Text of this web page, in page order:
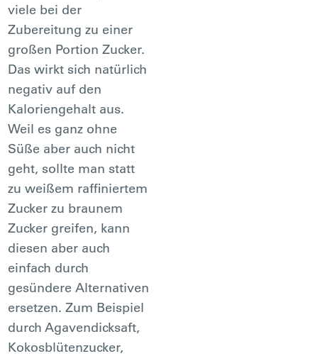
viele bei der
Zubereitung zu einer
großen Portion Zucker.
Das wirkt sich natürlich
negativ auf den
Kaloriengehalt aus.
Weil es ganz ohne
Süße aber auch nicht
geht, sollte man statt
zu weißem raffiniertem
Zucker zu braunem
Zucker greifen, kann
diesen aber auch
einfach durch
gesündere Alternativen
ersetzen. Zum Beispiel
durch Agavendicksaft,
Kokosblütenzucker,